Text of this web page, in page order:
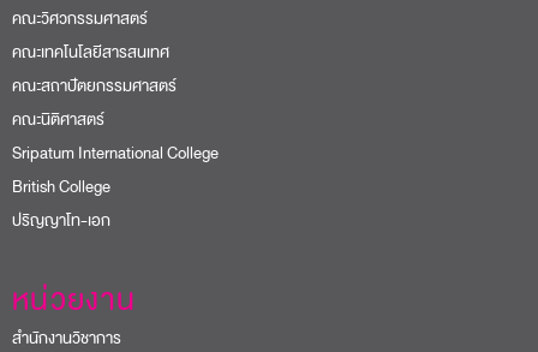
คณะวิศวกรรมศาสตร์
คณะเทคโนโลยีสารสนเทศ
คณะสถาปัตยกรรมศาสตร์
คณะนิติศาสตร์
Sripatum International College
British College
ปริญญาโท-เอก
หน่วยงาน
สำนักงานวิชาการ